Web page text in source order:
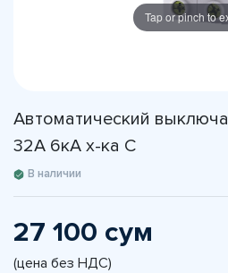
Tap or pinch to
Автоматический
32A 6кА х-ка С
В наличии
27 100 сум
(цена без НДС)